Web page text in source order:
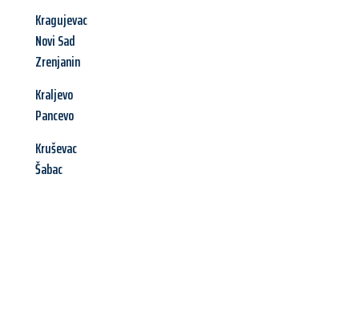
Kragujevac
Novi Sad
Zrenjanin
Kraljevo
Pancevo
Kruševac
Šabac